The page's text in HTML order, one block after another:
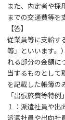
また、内定者や採
までの交通費等を
【答】
従業員等に支給す
等」といいます。
れる部分の金額に
当するものとして
を記載した帳簿の
「出張旅費等特例
１：派遣社員や出
派遣社員や出向社